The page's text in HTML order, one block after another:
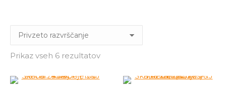
Prikaz vseh 6 rezultatov